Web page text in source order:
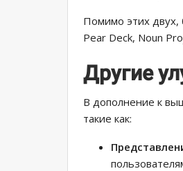
Помимо этих двух,
Pear Deck, Noun
Другие
В дополнение к
такие как: